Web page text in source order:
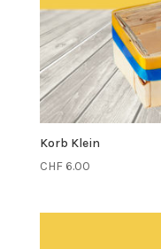
Korb Klein
CHF6.00